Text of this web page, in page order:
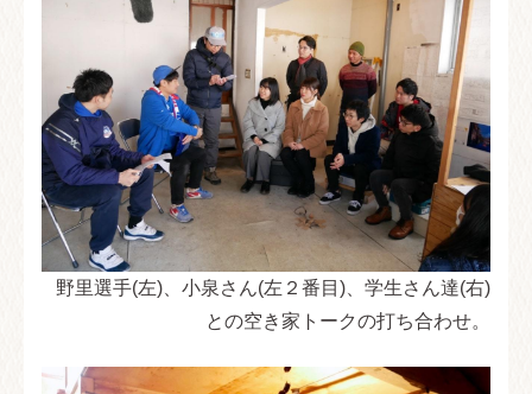
野里選手(左)、小泉さん(左２番目)、学生さん達(右)
との空き家トークの打ち合わせ。